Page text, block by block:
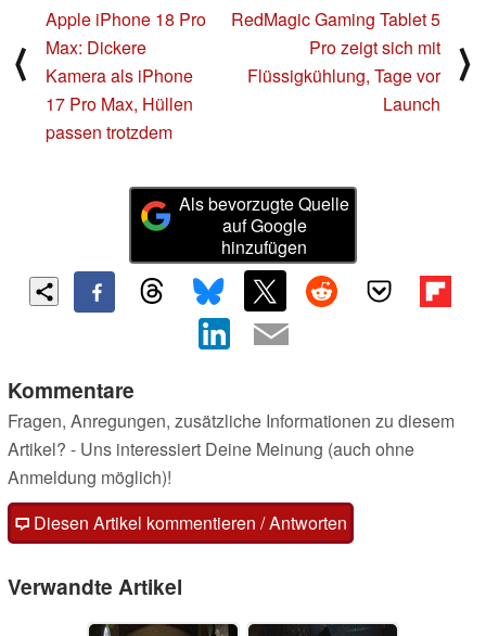
⟨
Apple iPhone 18 Pro
Max: Dickere
Kamera als iPhone
17 Pro Max, Hüllen
passen trotzdem
RedMagic Gaming Tablet 5
Pro zeigt sich mit
Flüssigkühlung, Tage vor
Launch
⟩
Als bevorzugte Quelle
auf Google
hinzufügen
Kommentare
Fragen, Anregungen, zusätzliche Informationen zu diesem
Artikel? - Uns interessiert Deine Meinung (auch ohne
Anmeldung möglich)!
Diesen Artikel kommentieren / Antworten
Verwandte Artikel